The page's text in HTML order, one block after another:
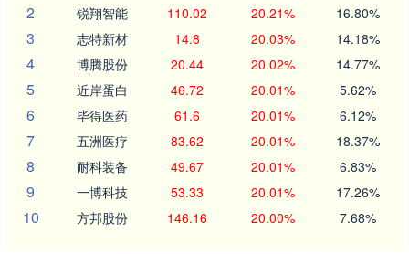
2 锐翔智能 110.02 20.21% 16.80%
3 志特新材 14.8 20.03% 14.18%
4 博腾股份 20.44 20.02% 14.77%
5 近岸蛋白 46.72 20.01% 5.62%
6 毕得医药 61.6 20.01% 6.12%
7 五洲医疗 83.62 20.01% 18.37%
8 耐科装备 49.67 20.01% 6.83%
9 一博科技 53.33 20.01% 17.26%
10 方邦股份 146.16 20.00% 7.68%